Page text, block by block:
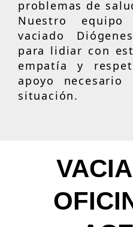
problemas de
Nuestro equipo
vaciado
para lidiar con
empatía y
apoyo necesario
situación.